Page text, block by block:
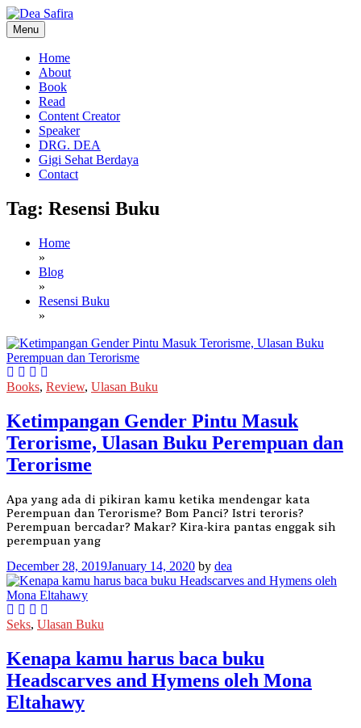
Skip
to
content
Menu
Home
About
Book
Read
Content Creator
Speaker
DRG. DEA
Gigi Sehat Berdaya
Contact
Tag: Resensi Buku
Home
»
Blog
»
Resensi Buku
»
Books, Review, Ulasan Buku
Ketimpangan Gender Pintu Masuk
Terorisme, Ulasan Buku Perempuan dan
Terorisme
Apa yang ada di pikiran kamu ketika mendengar kata
Perempuan dan Terorisme? Bom Panci? Istri teroris?
Perempuan bercadar? Makar? Kira-kira pantas enggak sih
perempuan yang
December 28, 2019January 14, 2020 by dea
Seks, Ulasan Buku
Kenapa kamu harus baca buku
Headscarves and Hymens oleh Mona
Eltahawy